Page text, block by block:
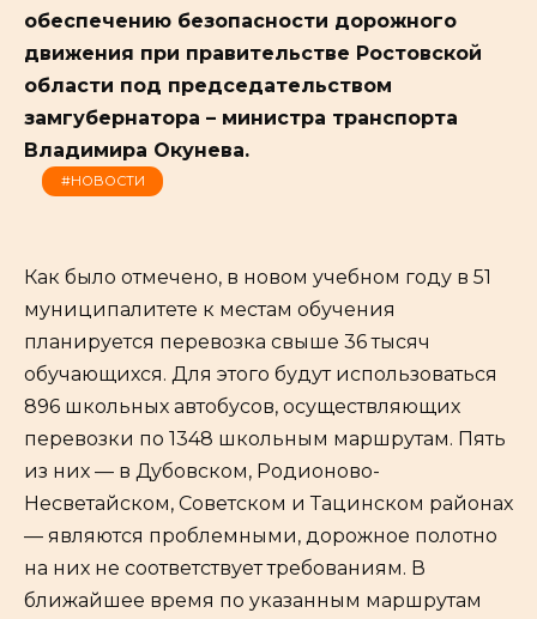
обеспечению безопасности дорожного
движения при правительстве Ростовской
области под председательством
замгубернатора – министра транспорта
Владимира Окунева.
#НОВОСТИ
Как было отмечено, в новом учебном году в 51
муниципалитете к местам обучения
планируется перевозка свыше 36 тысяч
обучающихся. Для этого будут использоваться
896 школьных автобусов, осуществляющих
перевозки по 1348 школьным маршрутам. Пять
из них — в Дубовском, Родионово-
Несветайском, Советском и Тацинском районах
— являются проблемными, дорожное полотно
на них не соответствует требованиям. В
ближайшее время по указанным маршрутам